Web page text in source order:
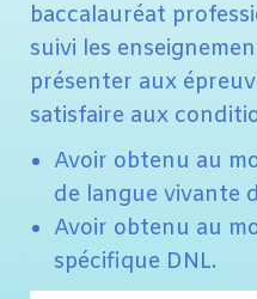
baccalauréat
suivi les
présenter aux
satisfaire aux
Avoir obtenu au
de langue vivante
Avoir obtenu au
spécifique DNL.